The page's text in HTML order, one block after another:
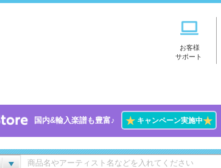
お客様
サポート
国内&輸入楽譜も豊富♪ ★キャンペーン実施中★